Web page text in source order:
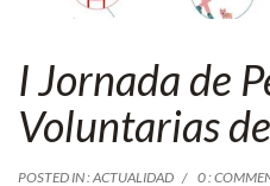
I Jornada de
Voluntarias
POSTED IN :ACTUALIDAD 0 :